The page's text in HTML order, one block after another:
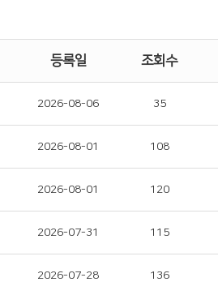
등록일 조회수
2026-08-06 35
2026-08-01 108
2026-08-01 120
2026-07-31 115
2026-07-28 136